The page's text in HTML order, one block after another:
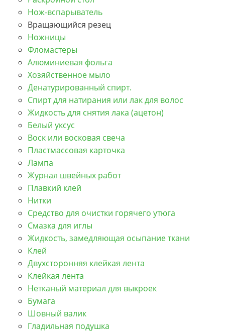
Нож-вспарыватель
Вращающийся резец
Ножницы
Фломастеры
Алюминиевая фольга
Хозяйственное мыло
Денатурированный спирт.
Спирт для натирания или лак для волос
Жидкость для снятия лака (ацетон)
Белый уксус
Воск или восковая свеча
Пластмассовая карточка
Лампа
Журнал швейных работ
Плавкий клей
Нитки
Средство для очистки горячего утюга
Смазка для иглы
Жидкость, замедляющая осыпание ткани
Клей
Двухсторонняя клейкая лента
Клейкая лента
Нетканый материал для выкроек
Бумага
Шовный валик
Гладильная подушка